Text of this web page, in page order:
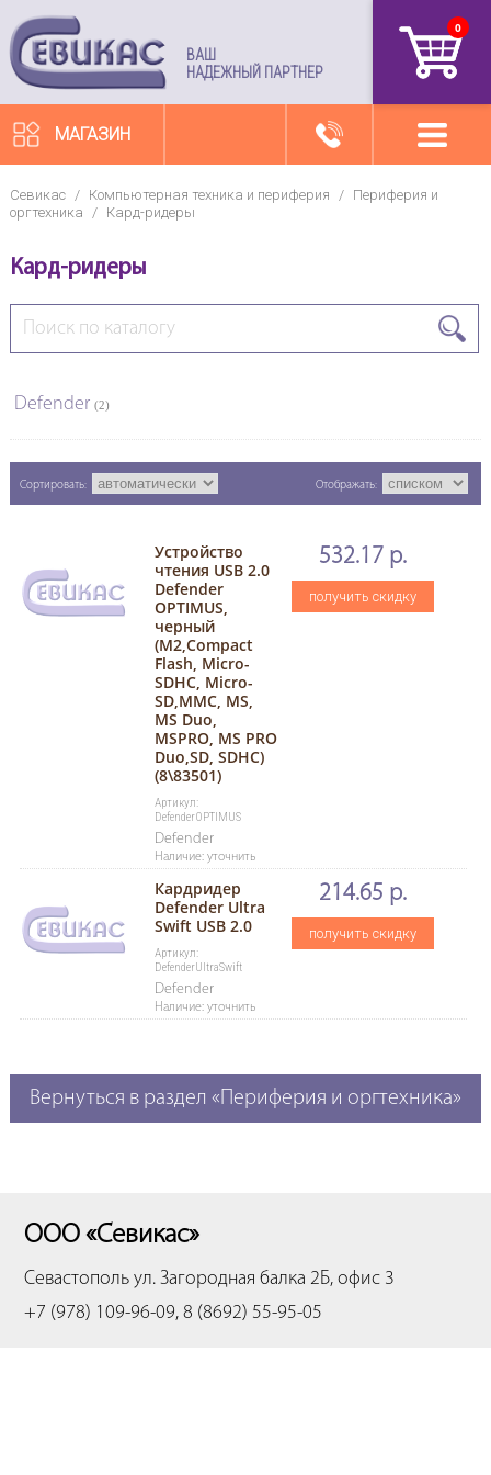
ВАШ
НАДЕЖНЫЙ ПАРТНЕР
0
МАГАЗИН
Севикас / Компьютерная техника и периферия /
Периферия и
оргтехника / Кард-ридеры
Кард-ридеры
Defender(2)
Сортировать: Отображать:
Устройство
чтения USB 2.0
Defender
OPTIMUS,
черный
(M2,Compact
Flash, Micro-
SDHC, Micro-
SD,MMC, MS,
MS Duo,
MSPRO, MS PRO
Duo,SD, SDHC)
(8\83501)
Артикул:
DefenderOPTIMUS
Defender
Наличие: уточнить
532.17 р.
получить скидку
Кардридер
Defender Ultra
Swift USB 2.0
Артикул:
DefenderUltraSwift
Defender
Наличие: уточнить
214.65 р.
получить скидку
Вернуться в раздел «Периферия и оргтехника»
ООО «Севикас»
Севастополь ул. Загородная балка 2Б, офис 3
+7 (978) 109-96-09, 8 (8692) 55-95-05